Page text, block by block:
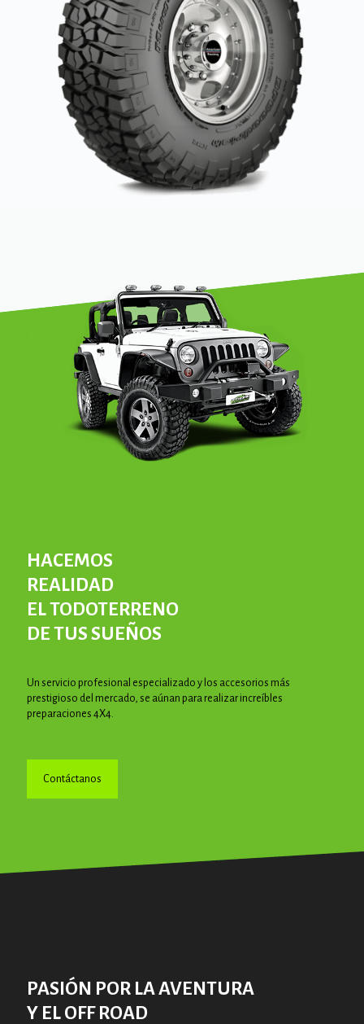
HACEMOS
REALIDAD
EL TODOTERRENO
DE TUS SUEÑOS
Un servicio profesional especializado y los accesorios más
prestigioso del mercado, se aúnan para realizar increíbles
preparaciones 4X4.
Contáctanos
PASIÓN POR LA AVENTURA
Y EL OFF ROAD